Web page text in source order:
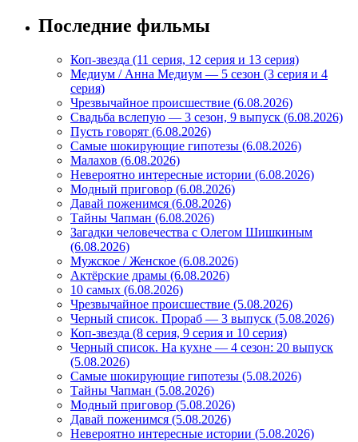
Последние фильмы
Коп-звезда (11 серия, 12 серия и 13 серия)
Медиум / Анна Медиум — 5 сезон (3 серия и 4
серия)
Чрезвычайное происшествие (6.08.2026)
Свадьба вслепую — 3 сезон, 9 выпуск (6.08.2026)
Пусть говорят (6.08.2026)
Самые шокирующие гипотезы (6.08.2026)
Малахов (6.08.2026)
Невероятно интересные истории (6.08.2026)
Модный приговор (6.08.2026)
Давай поженимся (6.08.2026)
Тайны Чапман (6.08.2026)
Загадки человечества с Олегом Шишкиным
(6.08.2026)
Мужское / Женское (6.08.2026)
Актёрские драмы (6.08.2026)
10 самых (6.08.2026)
Чрезвычайное происшествие (5.08.2026)
Черный список. Прораб — 3 выпуск (5.08.2026)
Коп-звезда (8 серия, 9 серия и 10 серия)
Черный список. На кухне — 4 сезон: 20 выпуск
(5.08.2026)
Самые шокирующие гипотезы (5.08.2026)
Тайны Чапман (5.08.2026)
Модный приговор (5.08.2026)
Давай поженимся (5.08.2026)
Невероятно интересные истории (5.08.2026)